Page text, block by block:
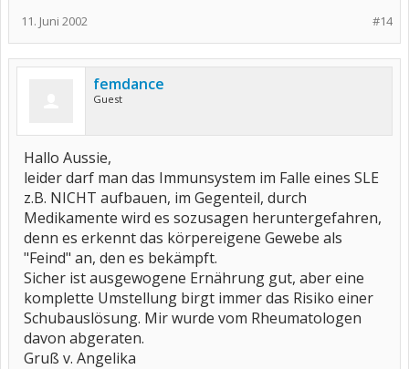
#14
11. Juni 2002
femdance
Guest
Hallo Aussie,
leider darf man das Immunsystem im Falle eines SLE
z.B. NICHT aufbauen, im Gegenteil, durch
Medikamente wird es sozusagen heruntergefahren,
denn es erkennt das körpereigene Gewebe als
"Feind" an, den es bekämpft.
Sicher ist ausgewogene Ernährung gut, aber eine
komplette Umstellung birgt immer das Risiko einer
Schubauslösung. Mir wurde vom Rheumatologen
davon abgeraten.
Gruß v. Angelika